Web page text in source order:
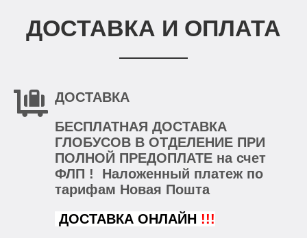
ДОСТАВКА И ОПЛАТА
ДОСТАВКА
БЕСПЛАТНАЯ ДОСТАВКА
ГЛОБУСОВ В ОТДЕЛЕНИЕ ПРИ
ПОЛНОЙ ПРЕДОПЛАТЕ на счет
ФЛП ! Наложенный платеж по
тарифам Новая Пошта
ДОСТАВКА ОНЛАЙН !!!